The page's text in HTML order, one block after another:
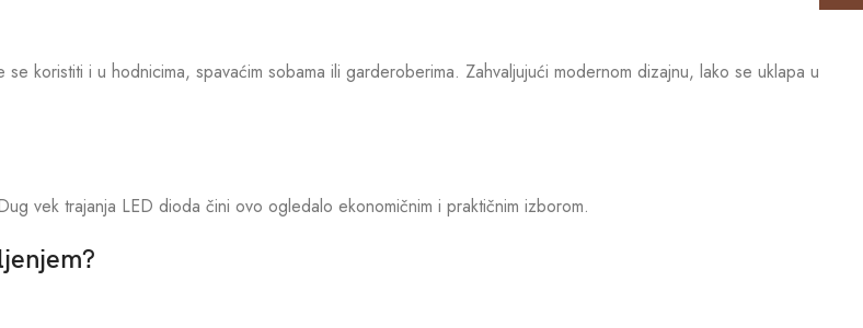
koristiti i u hodnicima, spavaćim sobama ili garderoberima. Zahvaljujući modernom dizajnu, lako se uklapa u
vek trajanja LED dioda čini ovo ogledalo ekonomičnim i praktičnim izborom.